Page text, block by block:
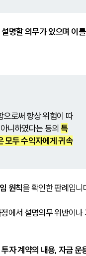
명할 의무가 있으며 이
으로써 항상 위험이 따
니하였다는 등의 특
모두 수익자에게 귀속
원칙을 확인한 판례입니
에서 설명의무 위반이나
자 계약의 내용, 자금 운